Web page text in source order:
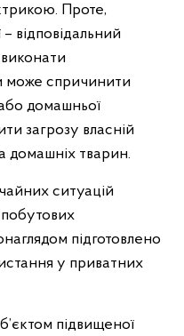
Проте,
відповідальний
може спричинити
домашньої
загрозу власній
домашніх тварин.
ситуацій
підготовлено
у приватних
підвищеної